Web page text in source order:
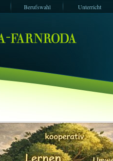
Berufswahl Unterricht